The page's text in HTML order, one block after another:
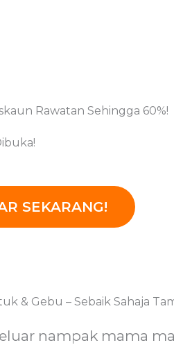
Rawatan Sehingga 60%!
SEKARANG!
& Gebu – Sebaik Sahaja
nampak mama